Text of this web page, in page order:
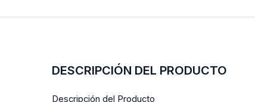
DESCRIPCIÓN DEL PRODUCTO
Descripción del Producto